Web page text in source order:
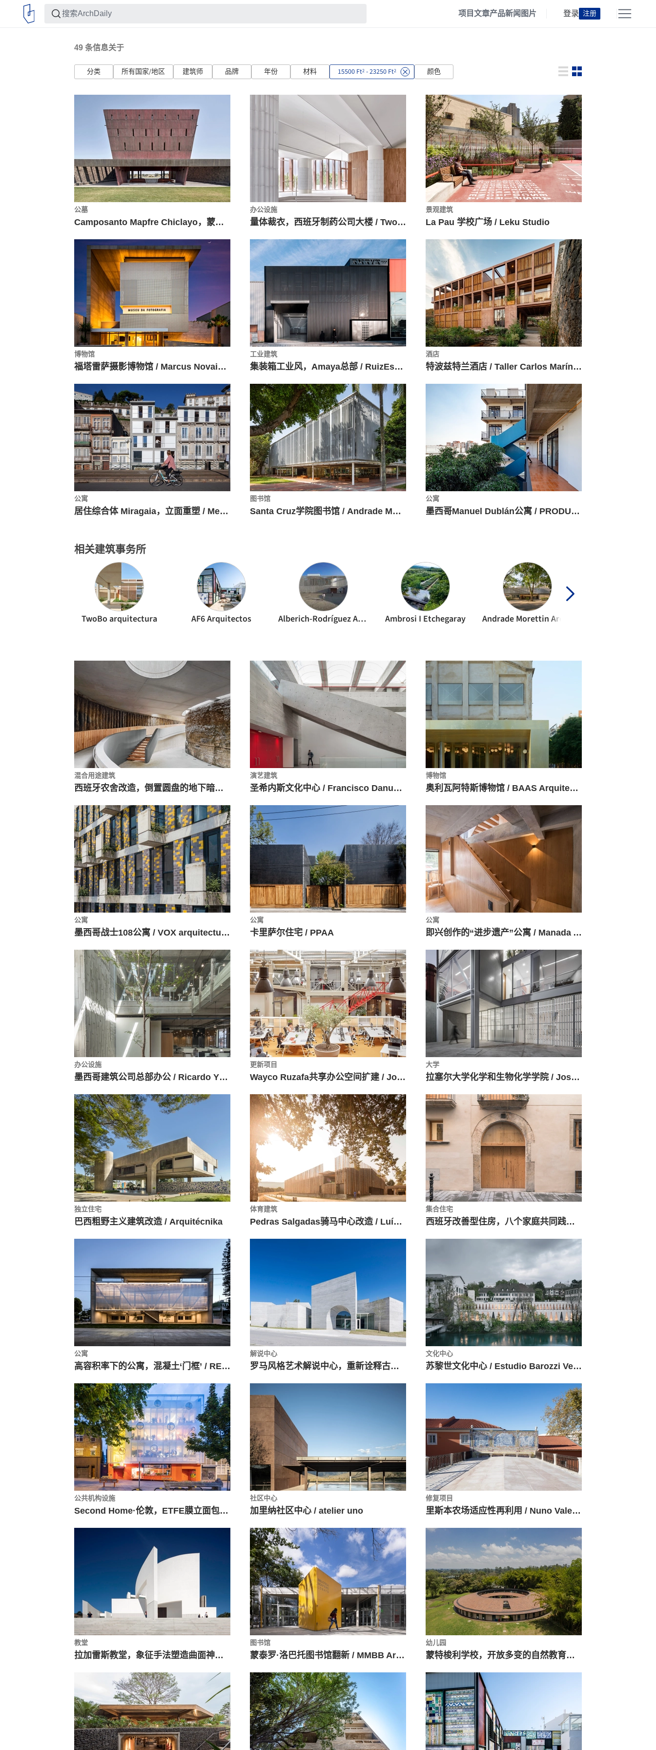
项目文章产品新闻 图片 登录 注册
49 条信息关于
分类 所有国家/地区 建筑师 品牌 年份 材料 15500 Ft2 - 23250 Ft2 颜色
公墓
Camposanto Mapfre Chiclayo，蒙塞富第一期 / TERRITORIAL
办公设施
量体裁衣，西班牙制药公司大楼 / Twobo arquitectura
景观建筑
La Pau 学校广场 / Leku Studio
博物馆
福塔雷萨摄影博物馆 / Marcus Novais Arquitetura
工业建筑
集装箱工业风，Amaya总部 / RuizEsquíroz
酒店
特波兹特兰酒店 / Taller Carlos Marín + Pasquinel Studio
公寓
居住综合体 Miragaia，立面重塑 / Menos é Mais Arquitectos
图书馆
Santa Cruz学院图书馆 / Andrade Morettin Arquitetos Associados
公寓
墨西哥Manuel Dublán公寓 / PRODUCTORA
相关建筑事务所
TwoBo arquitectura AF6 Arquitectos Alberich-Rodríguez Arquitectos Ambrosi I Etchegaray
混合用途建筑
西班牙农舍改造，倒置圆盘的地下暗河 / TwoBo Arquitectura + Luis Twose Arquitecto
演艺建筑
圣希内斯文化中心 / Francisco Danus, Jose Macchi, Florencia Escudero, Cristián Boza Wilson
博物馆
奥利瓦阿特斯博物馆 / BAAS Arquitectura
公寓
墨西哥战士108公寓 / VOX arquitectura + Rojkind Arquitectos
公寓
卡里萨尔住宅 / PPAA
公寓
即兴创作的“进步遗产”公寓 / Manada Architectural Boundaries
办公设施
墨西哥建筑公司总部办公 / Ricardo Yslas Gámez Arquitectos
更新项目
Wayco Ruzafa共享办公空间扩建 / José Costa
大学
拉塞尔大学化学和生物化学学院 / José Muñoz Villers
独立住宅
巴西粗野主义建筑改造 / Arquitécnika
体育建筑
Pedras Salgadas骑马中心改造 / Luís Rebelo de Andrade
集合住宅
西班牙改善型住房，八个家庭共同践行‘房住不炒’原则 / avlarquitectura + Antoni Bou Architectes
公寓
高容积率下的公寓，混凝土‘门框’ / RE+D
解说中心
罗马风格艺术解说中心，重新诠释古罗马建筑 / spaceworkers
文化中心
苏黎世文化中心 / Estudio Barozzi Veiga
公共机构设施
Second Home·伦敦，ETFE膜立面包裹文艺复兴剧院 / Estudio Cano Lasso
社区中心
加里纳社区中心 / atelier uno
修复项目
里斯本农场适应性再利用 / Nuno Valentin
教堂
拉加雷斯教堂，象征手法塑造曲面神圣空间 / FCC Arquitectura
图书馆
蒙泰罗·洛巴托图书馆翻新 / MMBB Arquitetos
幼儿园
蒙特梭利学校，开放多变的自然教育空间 / Estudio Transversal